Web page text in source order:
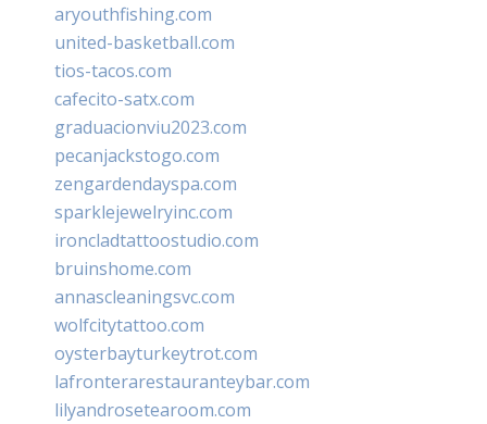
aryouthfishing.com
united-basketball.com
tios-tacos.com
cafecito-satx.com
graduacionviu2023.com
pecanjackstogo.com
zengardendayspa.com
sparklejewelryinc.com
ironcladtattoostudio.com
bruinshome.com
annascleaningsvc.com
wolfcitytattoo.com
oysterbayturkeytrot.com
lafronterarestauranteybar.com
lilyandrosetearoom.com